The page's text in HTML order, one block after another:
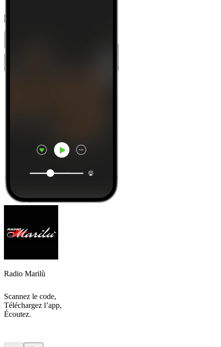
Radio Marilù
Scannez le code,
Téléchargez l’app,
Écoutez.